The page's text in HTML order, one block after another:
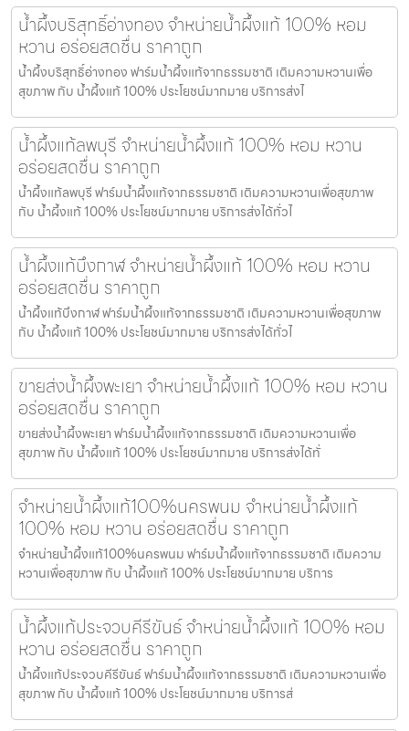
น้ำผึ้งบริสุทธิ์อ่างทอง จำหน่ายน้ำผึ้งแท้ 100% หอม
หวาน อร่อยสดชื่น ราคาถูก
น้ำผึ้งบริสุทธิ์อ่างทอง ฟาร์มน้ำผึ้งแท้จากธรรมชาติ เติมความหวานเพื่อ
สุขภาพ กับ น้ำผึ้งแท้ 100% ประโยชน์มากมาย บริการส่งไ
น้ำผึ้งแท้ลพบุรี จำหน่ายน้ำผึ้งแท้ 100% หอม หวาน
อร่อยสดชื่น ราคาถูก
น้ำผึ้งแท้ลพบุรี ฟาร์มน้ำผึ้งแท้จากธรรมชาติ เติมความหวานเพื่อสุขภาพ
กับ น้ำผึ้งแท้ 100% ประโยชน์มากมาย บริการส่งได้ทั่วไ
น้ำผึ้งแท้บึงกาฬ จำหน่ายน้ำผึ้งแท้ 100% หอม หวาน
อร่อยสดชื่น ราคาถูก
น้ำผึ้งแท้บึงกาฬ ฟาร์มน้ำผึ้งแท้จากธรรมชาติ เติมความหวานเพื่อสุขภาพ
กับ น้ำผึ้งแท้ 100% ประโยชน์มากมาย บริการส่งได้ทั่วไ
ขายส่งน้ำผึ้งพะเยา จำหน่ายน้ำผึ้งแท้ 100% หอม หวาน
อร่อยสดชื่น ราคาถูก
ขายส่งน้ำผึ้งพะเยา ฟาร์มน้ำผึ้งแท้จากธรรมชาติ เติมความหวานเพื่อ
สุขภาพ กับ น้ำผึ้งแท้ 100% ประโยชน์มากมาย บริการส่งได้ทั่
จำหน่ายน้ำผึ้งแท้100%นครพนม จำหน่ายน้ำผึ้งแท้
100% หอม หวาน อร่อยสดชื่น ราคาถูก
จำหน่ายน้ำผึ้งแท้100%นครพนม ฟาร์มน้ำผึ้งแท้จากธรรมชาติ เติมความ
หวานเพื่อสุขภาพ กับ น้ำผึ้งแท้ 100% ประโยชน์มากมาย บริการ
น้ำผึ้งแท้ประจวบคีรีขันธ์ จำหน่ายน้ำผึ้งแท้ 100% หอม
หวาน อร่อยสดชื่น ราคาถูก
น้ำผึ้งแท้ประจวบคีรีขันธ์ ฟาร์มน้ำผึ้งแท้จากธรรมชาติ เติมความหวานเพื่อ
สุขภาพ กับ น้ำผึ้งแท้ 100% ประโยชน์มากมาย บริการส่